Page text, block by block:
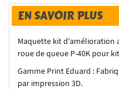
EN SAVOIR PLUS
Maquette kit d'amélioration
roue de queue P-40K pour
Gamme Print Eduard :
par impression 3D.